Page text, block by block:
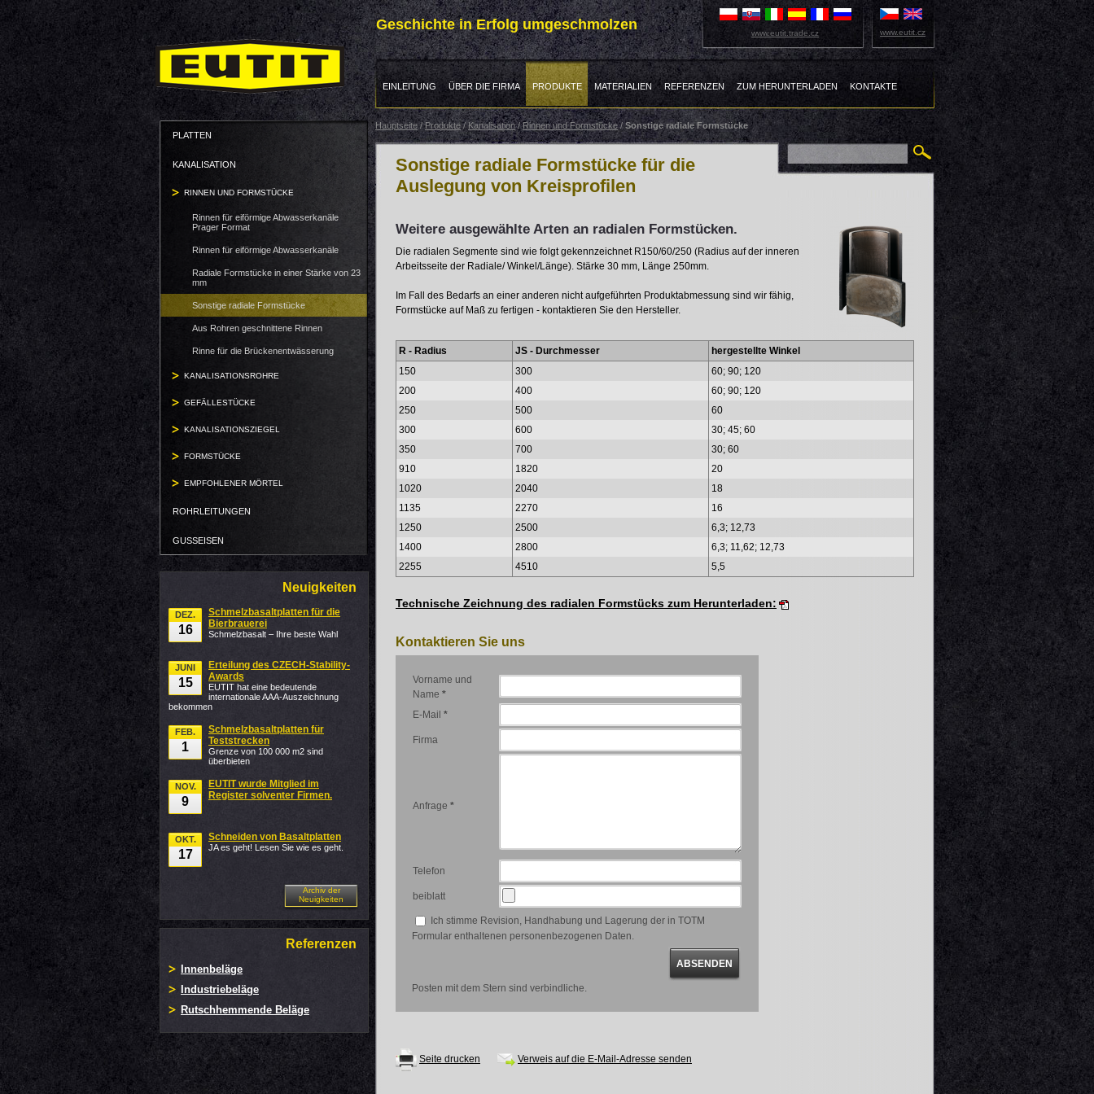
Geschichte in Erfolg umgeschmolzen
EINLEITUNG ÜBER DIE FIRMA PRODUKTE MATERIALIEN REFERENZEN ZUM HERUNTERLADEN KONTAKTE
www.eutit.trade.cz www.eutit.cz
Hauptseite/Produkte/Kanalisation/Rinnen und Formstücke/ Sonstige radiale Formstücke
Sonstige radiale Formstücke für die
Auslegung von Kreisprofilen
Weitere ausgewählte Arten an radialen Formstücken.
Die radialen Segmente sind wie folgt gekennzeichnet R150/60/250 (Radius auf der inneren
Arbeitsseite der Radiale/ Winkel/Länge). Stärke 30 mm, Länge 250mm.
Im Fall des Bedarfs an einer anderen nicht aufgeführten Produktabmessung sind wir fähig,
Formstücke auf Maß zu fertigen - kontaktieren Sie den Hersteller.
R - Radius JS - Durchmesser hergestellte Winkel
150 300
60; 90; 120
200
400
60; 90; 120
250
500
60
300
600
30; 45; 60
350
700
30; 60
910
1820
20
1020
2040
18
1135
2270
16
1250
2500
6,3; 12,73
1400
2800
6,3; 11,62; 12,73
2255
4510 5,5
Technische Zeichnung des radialen Formstücks zum Herunterladen:
Kontaktieren Sie uns
Vorname und
Name *
E-Mail *
Firma
Anfrage *
Telefon
beiblatt
Ich stimme Revision, Handhabung und Lagerung der in TOTM
Formular enthaltenen personenbezogenen Daten.
Posten mit dem Stern sind verbindliche.
Seite drucken Verweis auf die E-Mail-Adresse senden
PLATTEN
KANALISATION
RINNEN UND FORMSTÜCKE
Rinnen für eiförmige Abwasserkanäle
Prager Format
Rinnen für eiförmige Abwasserkanäle
Radiale Formstücke in einer Stärke von 23
mm
Sonstige radiale Formstücke
Aus Rohren geschnittene Rinnen
Rinne für die Brückenentwässerung
KANALISATIONSROHRE
GEFÄLLESTÜCKE
KANALISATIONSZIEGEL
FORMSTÜCKE
EMPFOHLENER MÖRTEL
ROHRLEITUNGEN
GUSSEISEN
Neuigkeiten
DEZ.
16
Schmelzbasaltplatten für die
Bierbrauerei
Schmelzbasalt – Ihre beste Wahl
JUNI
15
Erteilung des CZECH-Stability-
Awards
EUTIT hat eine bedeutende
internationale AAA-Auszeichnung
bekommen
FEB.
1
Schmelzbasaltplatten für
Teststrecken
Grenze von 100 000 m2 sind
überbieten
NOV.
9
EUTIT wurde Mitglied im
Register solventer Firmen.
OKT.
17
Schneiden von Basaltplatten
JA es geht! Lesen Sie wie es geht.
Archiv der
Neuigkeiten
Referenzen
Innenbeläge
Industriebeläge
Rutschhemmende Beläge